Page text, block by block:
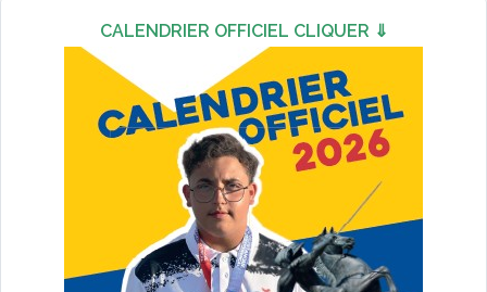
CALENDRIER OFFICIEL CLIQUER ⇓